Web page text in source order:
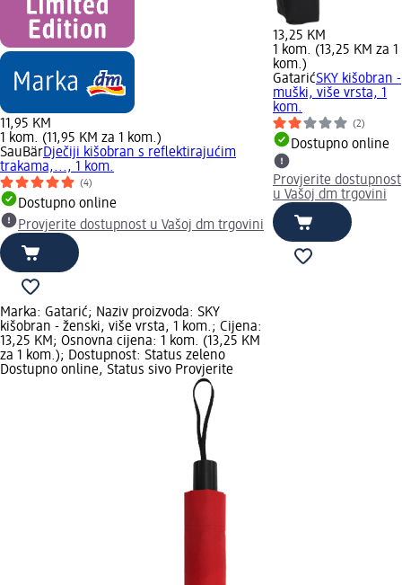
11,95 KM
1 kom. (11,95 KM za 1 kom.)
SauBärDječiji kišobran s reflektirajućim
trakama,..., 1 kom.
(4)
Dostupno online
Provjerite dostupnost u Vašoj dm trgovini
13,25 KM
1 kom. (13,25 KM za 1
kom.)
GatarićSKY kišobran -
muški, više vrsta, 1
kom.
(2)
Dostupno online
Provjerite dostupnost
u Vašoj dm trgovini
Marka: Gatarić; Naziv proizvoda: SKY
kišobran - ženski, više vrsta, 1 kom.; Cijena:
13,25 KM; Osnovna cijena: 1 kom. (13,25 KM
za 1 kom.); Dostupnost: Status zeleno
Dostupno online, Status sivo Provjerite